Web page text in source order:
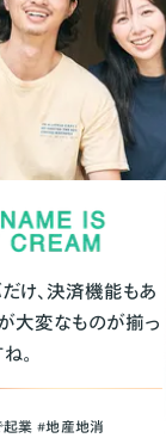
け、決済機能もあ
大変なものが揃っ
。
業 #地産地消